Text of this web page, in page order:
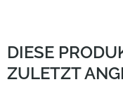
DIESE
ZULETZT